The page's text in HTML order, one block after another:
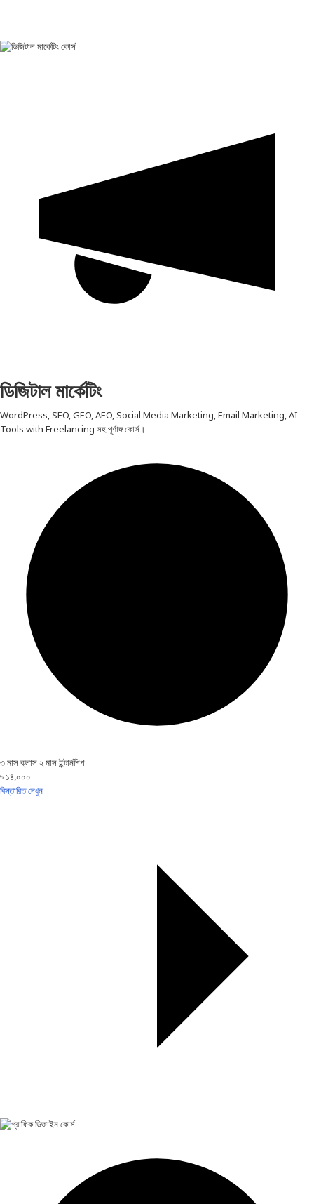
ডিজিটাল মার্কেটিং
WordPress, SEO, GEO, AEO, Social Media Marketing, Email Marketing, AI
Tools with Freelancing সহ পূর্ণাঙ্গ কোর্স।
৩ মাস ক্লাস ২ মাস ইন্টার্নশিপ
৳ ১৪,০০০
বিস্তারিত দেখুন